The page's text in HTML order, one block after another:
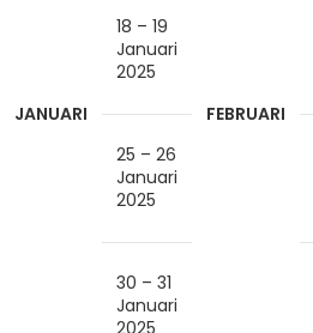
JANUARI FEBRUARI
18 – 19
Januari
2025
25 – 26
Januari
2025
30 – 31
Januari